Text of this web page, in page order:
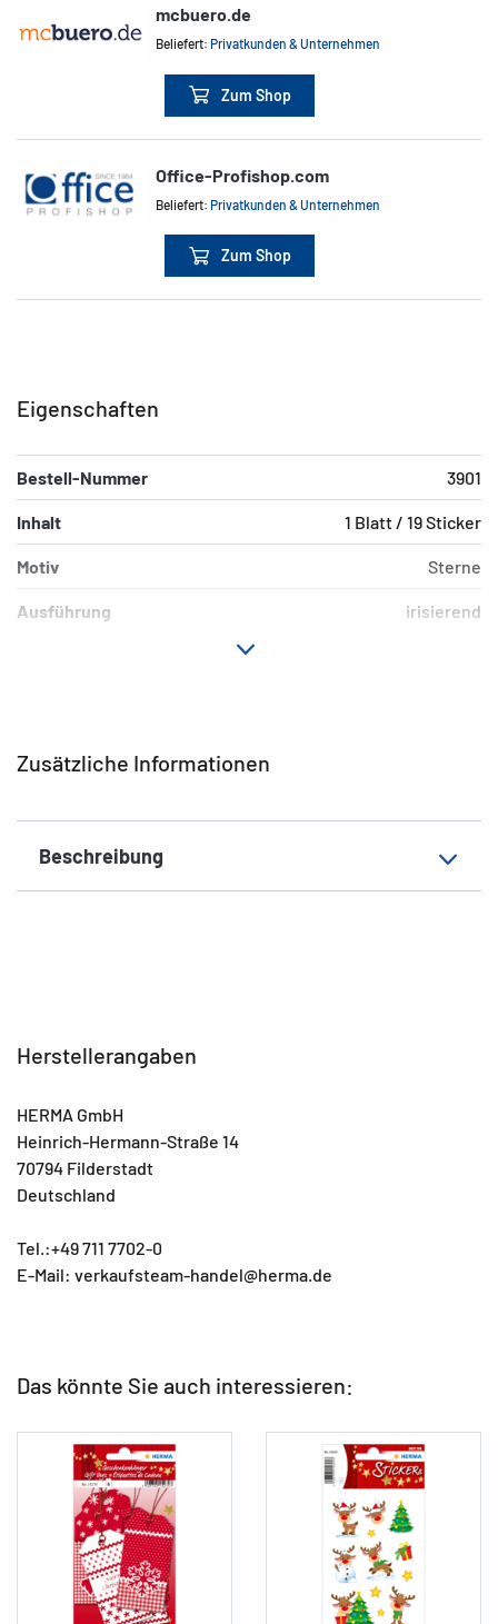
mcbuero.de
Beliefert:Privatkunden & Unternehmen
Zum Shop
Office-Profishop.com
Beliefert:Privatkunden & Unternehmen
Zum Shop
Zusätzliche Informationen
Beschreibung
Eigenschaften
Bestell-Nummer 3901
Inhalt 1 Blatt / 19 Sticker
Motiv Sterne
Ausführung irisierend
Herstellerangaben
HERMA GmbH
Heinrich-Hermann-Straße 14
70794 Filderstadt
Deutschland
Tel.:+49 711 7702-0
E-Mail: verkaufsteam-handel@herma.de
Das könnte Sie auch interessieren: